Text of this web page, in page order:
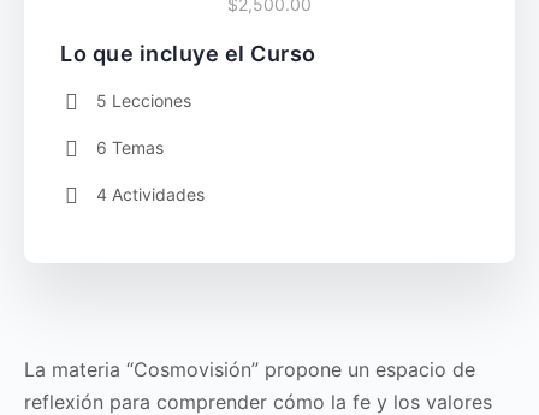
La materia “Cosmovisión” propone un espacio de
reflexión para comprender cómo la fe y los valores
Lo que incluye el Curso
5 Lecciones
6 Temas
4 Actividades